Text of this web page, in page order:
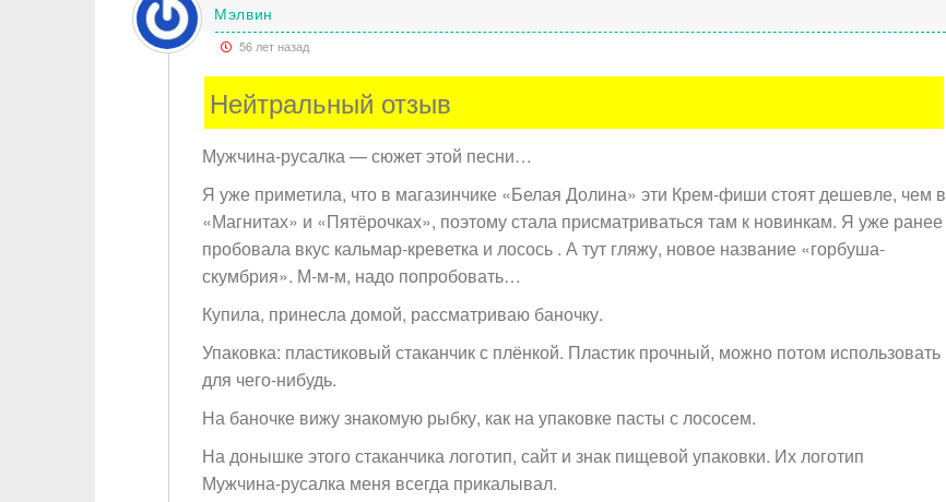
Мэлвин
56 лет назад
Нейтральный отзыв
Мужчина-русалка — сюжет этой песни…
Я уже приметила, что в магазинчике «Белая Долина» эти Крем-фиши стоят дешевле, чем в
«Магнитах» и «Пятёрочках», поэтому стала присматриваться там к новинкам. Я уже ранее
пробовала вкус кальмар-креветка и лосось . А тут гляжу, новое название «горбуша-
скумбрия». М-м-м, надо попробовать…
Купила, принесла домой, рассматриваю баночку.
Упаковка: пластиковый стаканчик с плёнкой. Пластик прочный, можно потом использовать
для чего-нибудь.
На баночке вижу знакомую рыбку, как на упаковке пасты с лососем.
На донышке этого стаканчика логотип, сайт и знак пищевой упаковки. Их логотип
Мужчина-русалка меня всегда прикалывал.